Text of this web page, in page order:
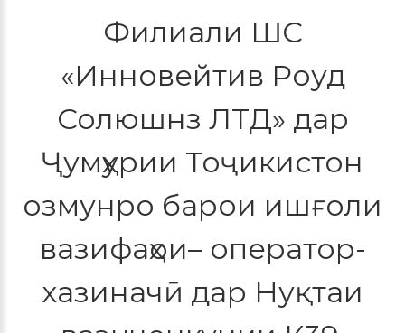
Филиали ШС
«Инновейтив Роуд
Солюшнз ЛТД» дар
Ҷумҳурии Тоҷикистон
озмунро барои ишғоли
вазифаҳои– оператор-
хазиначӣ дар Нуқтаи